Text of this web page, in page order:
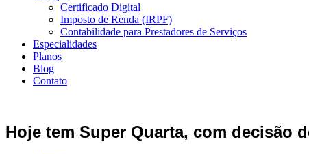
Certificado Digital
Imposto de Renda (IRPF)
Contabilidade para Prestadores de Serviços
Especialidades
Planos
Blog
Contato
Hoje tem Super Quarta, com decisão